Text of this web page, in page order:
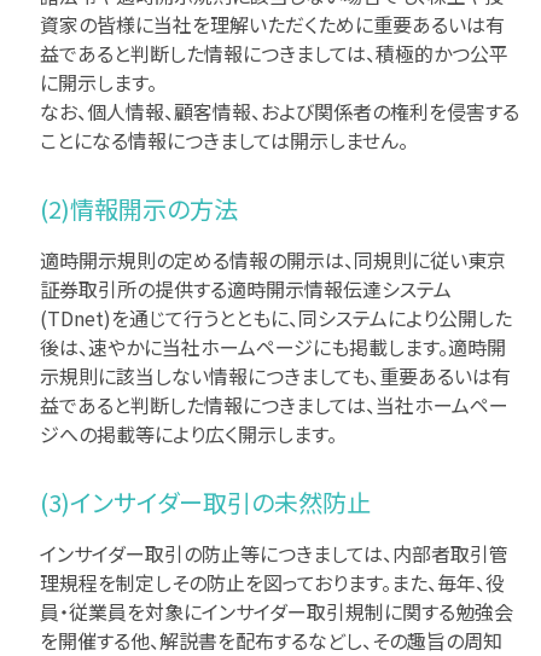
資家の皆様に当社を理解いただくために重要あるいは有
益であると判断した情報につきましては、積極的かつ公平
に開示します。
なお、個人情報、顧客情報、および関係者の権利を侵害する
ことになる情報につきましては開示しません。
(2)情報開示の方法
適時開示規則の定める情報の開示は、同規則に従い東京
証券取引所の提供する適時開示情報伝達システム
(TDnet)を通じて行うとともに、同システムにより公開した
後は、速やかに当社ホームページにも掲載します。適時開
示規則に該当しない情報につきましても、重要あるいは有
益であると判断した情報につきましては、当社ホームペー
ジへの掲載等により広く開示します。
(3)インサイダー取引の未然防止
インサイダー取引の防止等につきましては、内部者取引管
理規程を制定しその防止を図っております。また、毎年、役
員・従業員を対象にインサイダー取引規制に関する勉強会
を開催する他、解説書を配布するなどし、その趣旨の周知